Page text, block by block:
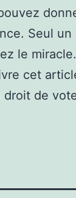
Seul
le miracle.
cet
droit de